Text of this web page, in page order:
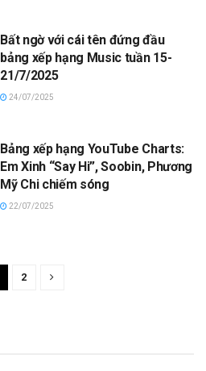
Bất ngờ với cái tên đứng đầu
bảng xếp hạng Music tuần 15-
21/7/2025
24/07/2025
Bảng xếp hạng YouTube Charts:
Em Xinh “Say Hi”, Soobin, Phương
Mỹ Chi chiếm sóng
22/07/2025
2